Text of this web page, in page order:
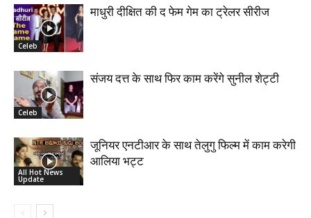
Celeb
माधुरी दीक्षित की द फेम गेम का ट्रेलर सीरीज
Celeb
संजय दत्त के साथ फिर काम करेंगे सुनील शेट्टी
All Hot News
Update
जूनियर एनटीआर के साथ तेलुगु फिल्म में काम करेगी
आलिया भट्ट